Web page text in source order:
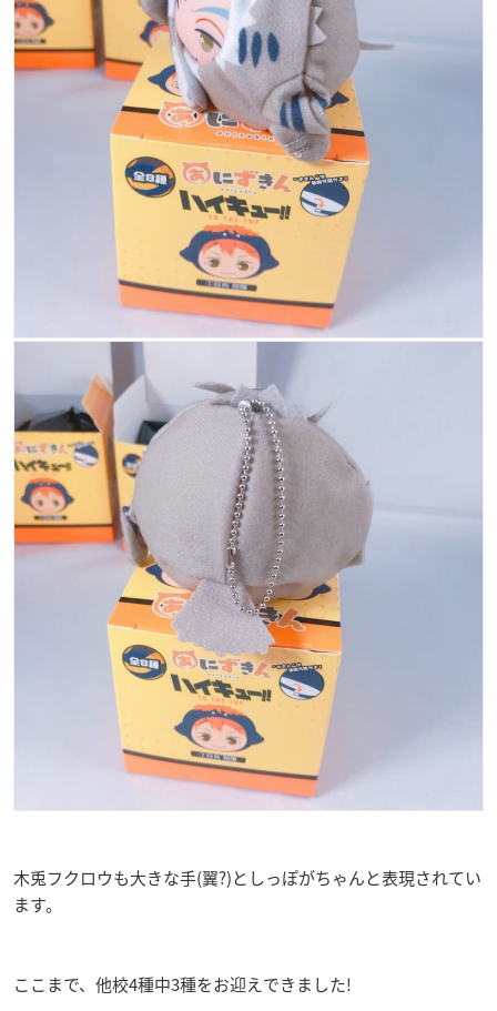
木兎フクロウも大きな手(翼?)としっぽがちゃんと表現されてい
ます。
ここまで、他校4種中3種をお迎えできました!